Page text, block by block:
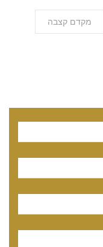
מקדם קצבה